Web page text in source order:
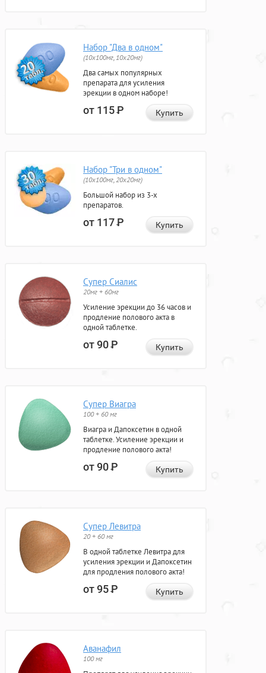
Набор "Два в одном"
(10x100мг, 10x20мг)
Два самых популярных
препарата для усиления
эрекции в одном наборе!
от 115Р Купить
Набор "Три в одном"
(10x100мг, 20x20мг)
Большой набор из 3-х
препаратов.
от 117Р Купить
Супер Сиалис
20мг + 60мг
Усиление эрекции до 36 часов и
продление полового акта в
одной таблетке.
от 90Р Купить
Супер Виагра
100 + 60 мг
Виагра и Дапоксетин в одной
таблетке. Усиление эрекции и
продление полового акта!
от 90Р Купить
Супер Левитра
20 + 60 мг
В одной таблетке Левитра для
усиления эрекции и Дапоксетин
для продления полового акта!
от 95Р Купить
Аванафил
100 мг